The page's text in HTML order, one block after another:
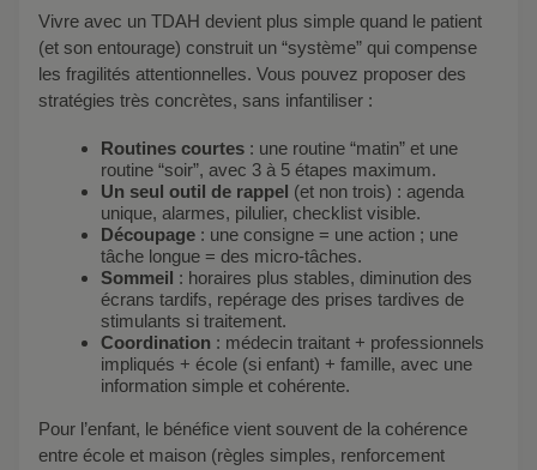
Vivre avec un TDAH devient plus simple quand le patient
(et son entourage) construit un “système” qui compense
les fragilités attentionnelles. Vous pouvez proposer des
stratégies très concrètes, sans infantiliser :
Routines courtes : une routine “matin” et une
routine “soir”, avec 3 à 5 étapes maximum.
Un seul outil de rappel (et non trois) : agenda
unique, alarmes, pilulier, checklist visible.
Découpage : une consigne = une action ; une
tâche longue = des micro-tâches.
Sommeil : horaires plus stables, diminution des
écrans tardifs, repérage des prises tardives de
stimulants si traitement.
Coordination : médecin traitant + professionnels
impliqués + école (si enfant) + famille, avec une
information simple et cohérente.
Pour l’enfant, le bénéfice vient souvent de la cohérence
entre école et maison (règles simples, renforcement